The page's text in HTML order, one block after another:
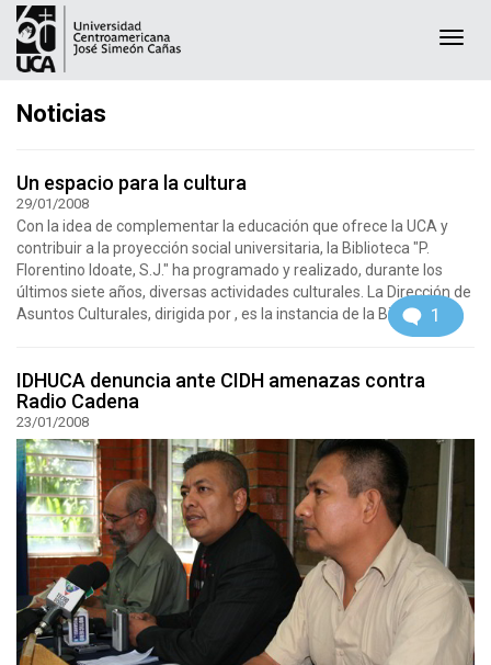
Noticias
Un espacio para la cultura
29/01/2008
Con la idea de complementar la educación que ofrece la UCA y
contribuir a la proyección social universitaria, la Biblioteca "P.
Florentino Idoate, S.J." ha programado y realizado, durante los
últimos siete años, diversas actividades culturales. La Dirección de
Asuntos Culturales, dirigida por , es la instancia de la Biblioteca...
1
IDHUCA denuncia ante CIDH amenazas contra
Radio Cadena
23/01/2008